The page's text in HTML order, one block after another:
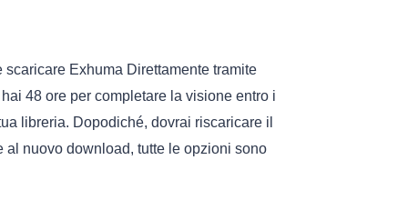
scaricare Exhuma Direttamente tramite
48 ore per completare la visione entro i
libreria. Dopodiché, dovrai riscaricare il
nuovo download, tutte le opzioni sono